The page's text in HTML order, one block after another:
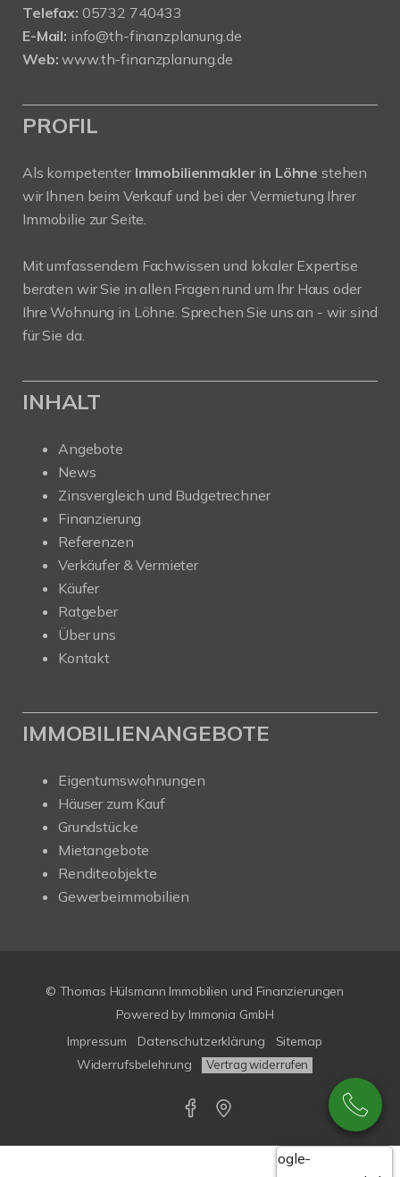
Telefax: 05732 740433
E-Mail: info@th-finanzplanung.de
Web: www.th-finanzplanung.de
PROFIL
Als kompetenter Immobilienmakler in Löhne stehen
wir Ihnen beim Verkauf und bei der Vermietung Ihrer
Immobilie zur Seite.
Mit umfassendem Fachwissen und lokaler Expertise
beraten wir Sie in allen Fragen rund um Ihr Haus oder
Ihre Wohnung in Löhne. Sprechen Sie uns an - wir sind
für Sie da.
INHALT
Angebote
News
Zinsvergleich und Budgetrechner
Finanzierung
Referenzen
Verkäufer & Vermieter
Käufer
Ratgeber
Über uns
Kontakt
IMMOBILIENANGEBOTE
Eigentumswohnungen
Häuser zum Kauf
Grundstücke
Mietangebote
Renditeobjekte
Gewerbeimmobilien
© Thomas Hülsmann Immobilien und Finanzierungen
Powered by Immonia GmbH
Impressum
Datenschutzerklärung
Sitemap
Widerrufsbelehrung
Vertrag widerrufen
Google-